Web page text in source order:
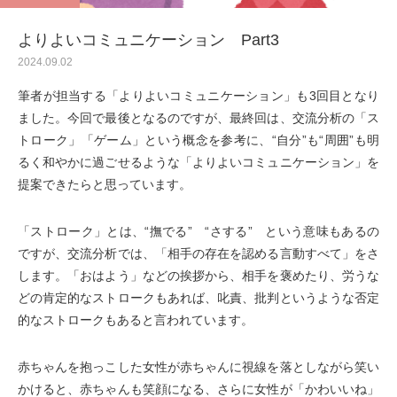
う
よりよいコミュニケーション Part3
2024.09.02
筆者が担当する「よりよいコミュニケーション」も3回目となり
ました。今回で最後となるのですが、最終回は、交流分析の「ス
トローク」「ゲーム」という概念を参考に、“自分”も“周囲”も明
るく和やかに過ごせるような「よりよいコミュニケーション」を
提案できたらと思っています。
「ストローク」とは、“撫でる” “さする” という意味もあるの
ですが、交流分析では、「相手の存在を認める言動すべて」をさ
します。「おはよう」などの挨拶から、相手を褒めたり、労うな
どの肯定的なストロークもあれば、叱責、批判というような否定
的なストロークもあると言われています。
赤ちゃんを抱っこした女性が赤ちゃんに視線を落としながら笑い
かけると、赤ちゃんも笑顔になる、さらに女性が「かわいいね」